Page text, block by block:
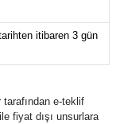
itibaren 3 gün
e-teklif
fiyat dışı unsurlara